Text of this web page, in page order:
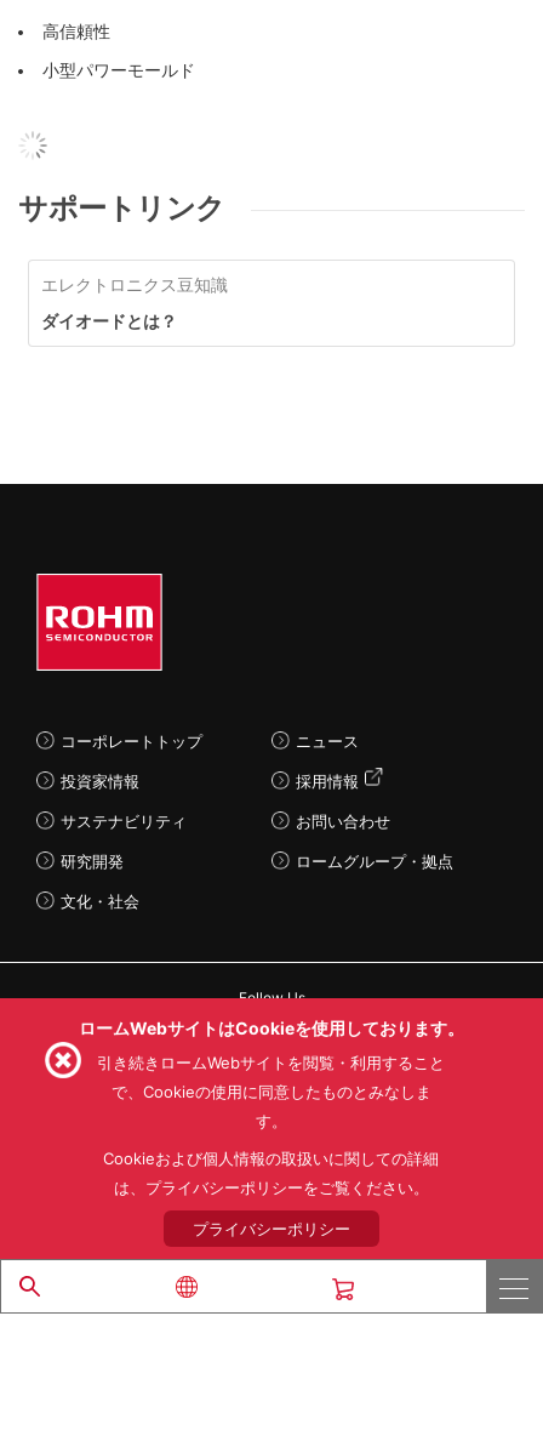
高信頼性
小型パワーモールド
サポートリンク
エレクトロニクス豆知識
ダイオードとは？
コーポレートトップ
投資家情報
サステナビリティ
研究開発
文化・社会
ニュース
採用情報
お問い合わせ
ロームグループ・拠点
Follow Us
利用目的
プライバシーポリシー
サイトマップ
ローム製品の販売に関する標準契約条件書(PDF)
© 1997 - 2026 ROHM CO., LTD. ALL RIGHTS RESERVED.
ロームWebサイトはCookieを使用しております。
引き続きロームWebサイトを閲覧・利用すること
で、Cookieの使用に同意したものとみなしま
す。
Cookieおよび個人情報の取扱いに関しての詳細
は、プライバシーポリシーをご覧ください。
プライバシーポリシー